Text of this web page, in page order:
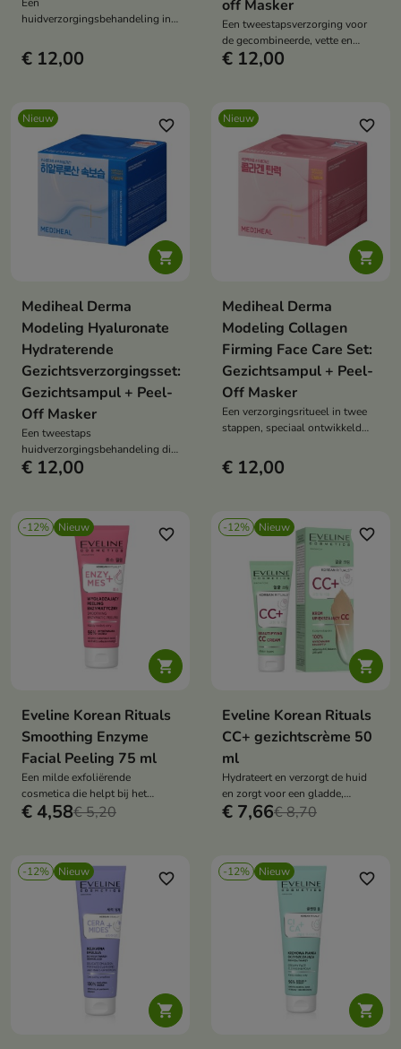
huidverzorgingsbehandeling in
gloed en stralende uitstraling
van de huid helpt herstellen.
€ 12,00
off Masker
Een tweestapsverzorging voor
de gecombineerde, vette en
probleemhuid.
€ 12,00
Nieuw

favorite_border
Mediheal Derma
Modeling Hyaluronate
Hydraterende
Gezichtsverzorgingsset:
Gezichtsampul + Peel-
Off Masker
Een tweestaps
huidverzorgingsbehandeling die
de huid intensief hydrateert en
€ 12,00
Nieuw

favorite_border
Mediheal Derma
Modeling Collagen
Firming Face Care Set:
Gezichtsampul + Peel-
Off Masker
Een verzorgingsritueel in twee
stappen, speciaal ontwikkeld
hydratatie, versteviging en
verfrissing nodig heeft.
€ 12,00
-12% Nieuw

favorite_border
Eveline Korean Rituals
Smoothing Enzyme
Facial Peeling 75 ml
Een milde exfoliërende
cosmetica die helpt bij het
verwijderen van dode
€ 4,58€ 5,20
-12% Nieuw

favorite_border
Eveline Korean Rituals
CC+ gezichtscrème 50
ml
Hydrateert en verzorgt de huid
en zorgt voor een gladde,
stralende teint.
€ 7,66€ 8,70
-12% Nieuw

favorite_border -12% Nieuw

favorite_border